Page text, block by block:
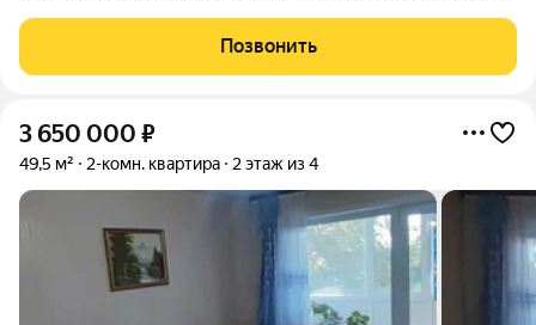
Кухня 4 кв.м и отдельная комната на 13 кв.м. Установлены
пластиковые
Позвонить
3 650 000 ₽
49,5 м² 2-комн. квартира 2 этаж из 4